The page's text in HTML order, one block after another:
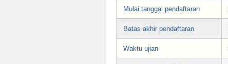
Mulai tanggal pendaftaran
Batas akhir pendaftaran
Waktu ujian